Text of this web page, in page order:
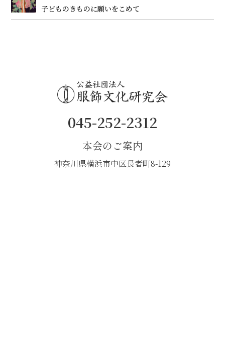
子どものきものに願いをこめて
045-252-2312
本会のご案内
神奈川県横浜市中区長者町8-129